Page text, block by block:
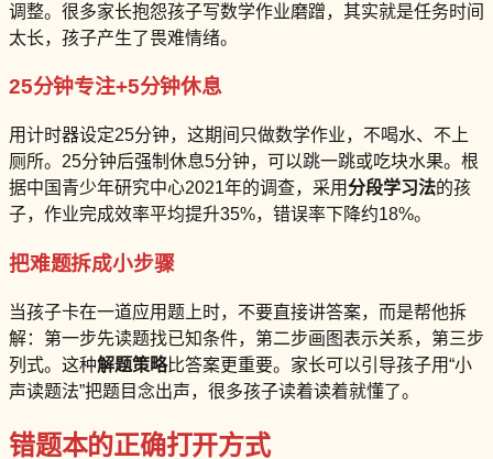
调整。很多家长抱怨孩子写数学作业磨蹭，其实就是任务时间
太长，孩子产生了畏难情绪。
25分钟专注+5分钟休息
用计时器设定25分钟，这期间只做数学作业，不喝水、不上
厕所。25分钟后强制休息5分钟，可以跳一跳或吃块水果。根
据中国青少年研究中心2021年的调查，采用分段学习法的孩
子，作业完成效率平均提升35%，错误率下降约18%。
把难题拆成小步骤
当孩子卡在一道应用题上时，不要直接讲答案，而是帮他拆
解：第一步先读题找已知条件，第二步画图表示关系，第三步
列式。这种解题策略比答案更重要。家长可以引导孩子用“小
声读题法”把题目念出声，很多孩子读着读着就懂了。
错题本的正确打开方式